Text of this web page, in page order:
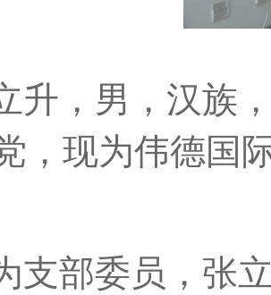
升，男，汉族
，现为伟德国
支部委员，张